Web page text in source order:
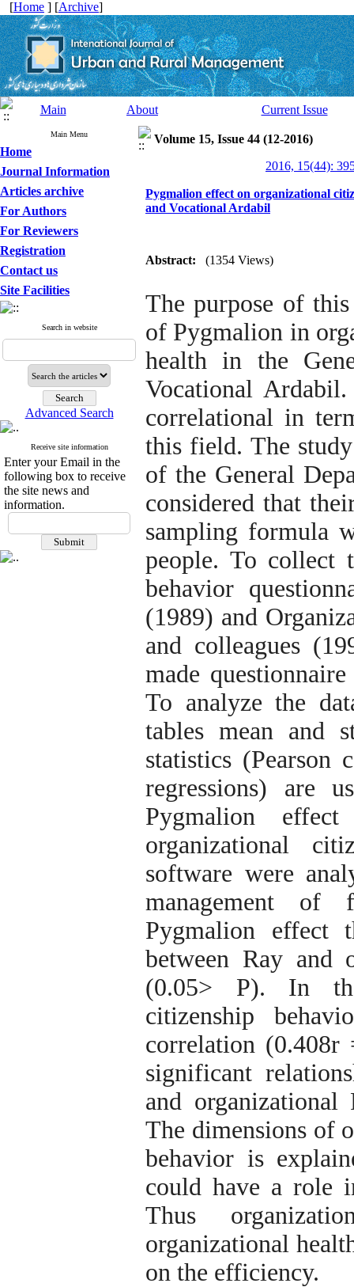
[Home ] [Archive]
Main About Current Issue
Main Menu
Home
Journal Information
Articles archive
For Authors
For Reviewers
Registration
Contact us
Site Facilities
Search in website
Advanced Search
Receive site information
Enter your Email in the
following box to receive
the site news and
information.
Volume 15, Issue 44 (12-2016)
2016, 15(44):
Pygmalion effect on organizational
and Vocational Ardabil
Abstract: (1354 Views)
The purpose of
of Pygmalion in
health in the
Vocational
correlational in
this field. The
of the General
considered that
sampling formula
people. To collect
behavior
(1989) and
and colleagues
made
To analyze the
tables mean and
statistics (Pearson
regressions) are
Pygmalion
organizational
software were
management of
Pygmalion effect
between Ray and
(0.05> P). In
citizenship
correlation
significant
and
The dimensions of
behavior is
could have a role
Thus
organizational
on the efficiency.